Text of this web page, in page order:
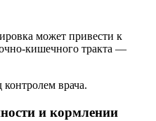
может привести к
кишечного тракта —
врача.
и кормлении